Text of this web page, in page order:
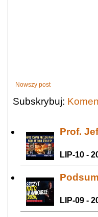
Nowszy post
Subskrybuj:
Prof.
LIP-10 -
LIP-09 -